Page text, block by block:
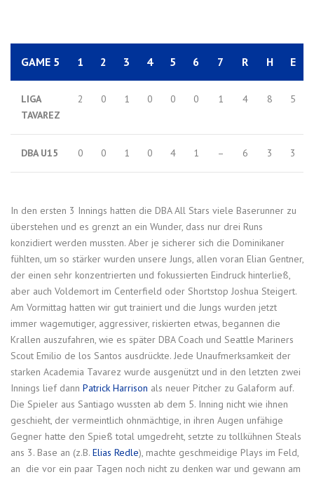
GAME 5 1 2 3 4 5 6 7 R H E
LIGA
TAVAREZ
2 0 1 0 0 0 1 4 8 5
DBA U15 0 0 1 0 4 1 – 6 3 3
In den ersten 3 Innings hatten die DBA All Stars viele Baserunner zu
überstehen und es grenzt an ein Wunder, dass nur drei Runs
konzidiert werden mussten. Aber je sicherer sich die Dominikaner
fühlten, um so stärker wurden unsere Jungs, allen voran Elian Gentner,
der einen sehr konzentrierten und fokussierten Eindruck hinterließ,
aber auch Voldemort im Centerfield oder Shortstop Joshua Steigert.
Am Vormittag hatten wir gut trainiert und die Jungs wurden jetzt
immer wagemutiger, aggressiver, riskierten etwas, begannen die
Krallen auszufahren, wie es später DBA Coach und Seattle Mariners
Scout Emilio de los Santos ausdrückte. Jede Unaufmerksamkeit der
starken Academia Tavarez wurde ausgenützt und in den letzten zwei
Innings lief dann Patrick Harrison als neuer Pitcher zu Galaform auf.
Die Spieler aus Santiago wussten ab dem 5. Inning nicht wie ihnen
geschieht, der vermeintlich ohnmächtige, in ihren Augen unfähige
Gegner hatte den Spieß total umgedreht, setzte zu tollkühnen Steals
ans 3. Base an (z.B. Elias Redle), machte geschmeidige Plays im Feld,
an die vor ein paar Tagen noch nicht zu denken war und gewann am